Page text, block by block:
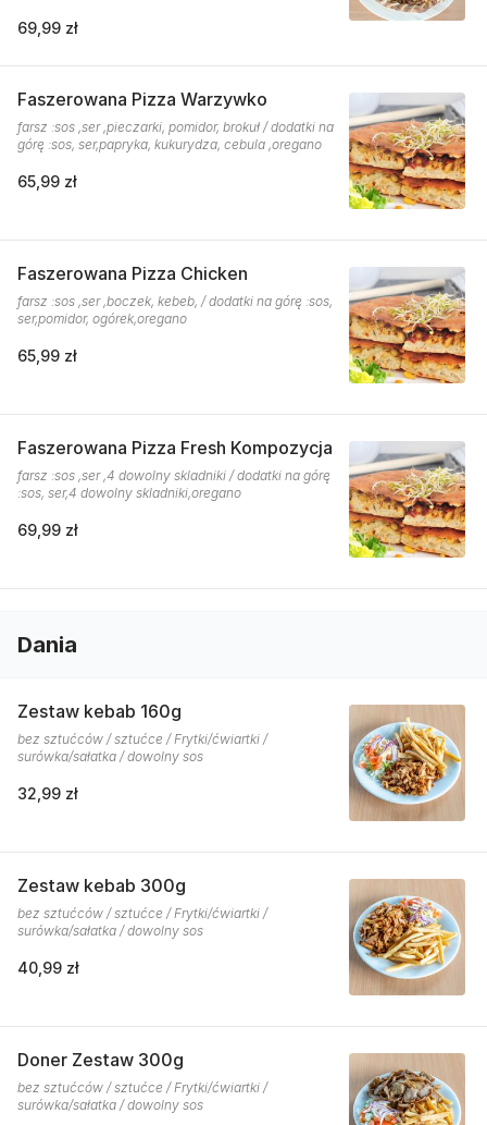
69,99 zł
Faszerowana Pizza Warzywko
farsz :sos ,ser ,pieczarki, pomidor, brokuł / dodatki na
górę :sos, ser,papryka, kukurydza, cebula ,oregano
65,99 zł
Faszerowana Pizza Chicken
farsz :sos ,ser ,boczek, kebeb, / dodatki na górę :sos,
ser,pomidor, ogórek,oregano
65,99 zł
Faszerowana Pizza Fresh Kompozycja
farsz :sos ,ser ,4 dowolny skladniki / dodatki na górę
:sos, ser,4 dowolny skladniki,oregano
69,99 zł
Dania
Zestaw kebab 160g
bez sztućców / sztućce / Frytki/ćwiartki /
surówka/sałatka / dowolny sos
32,99 zł
Zestaw kebab 300g
bez sztućców / sztućce / Frytki/ćwiartki /
surówka/sałatka / dowolny sos
40,99 zł
Doner Zestaw 300g
bez sztućców / sztućce / Frytki/ćwiartki /
surówka/sałatka / dowolny sos